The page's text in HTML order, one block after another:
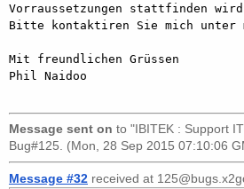
Vorraussetzungen stattfinden
Bitte kontaktiren Sie mich unter
Mit freundlichen Grüssen
Phil Naidoo
Message sent on to "IBITEK : Support
Bug#125. (Mon, 28 Sep 2015 07:10:06
Message #32 received at